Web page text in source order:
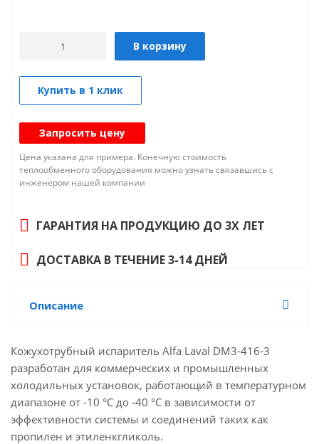
В корзину
Купить в 1 клик
Запросить цену
Цена указана для примера. Конечную стоимость
теплообменного оборудования можно узнать связавшись с
инженером нашей компании
ГАРАНТИЯ НА ПРОДУКЦИЮ ДО 3Х ЛЕТ
ДОСТАВКА В ТЕЧЕНИЕ 3-14 ДНЕЙ
Описание
Кожухотрубный испаритель Alfa Laval DM3-416-3
разработан для коммерческих и промышленных
холодильных установок, работающий в температурном
диапазоне от -10 °C до -40 °C в зависимости от
эффективности системы и соединений таких как
пропилен и этиленкгликоль.